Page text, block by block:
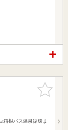
お気に入
りに追加
箱根バス温泉循環ま